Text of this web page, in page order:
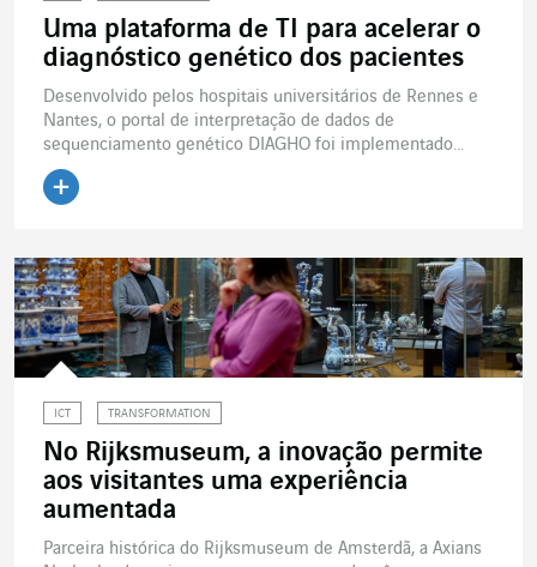
Uma plataforma de TI para acelerar o
diagnóstico genético dos pacientes
Desenvolvido pelos hospitais universitários de Rennes e
Nantes, o portal de interpretação de dados de
sequenciamento genético DIAGHO foi implementado...
ICT TRANSFORMATION
No Rijksmuseum, a inovação permite
aos visitantes uma experiência
aumentada
Parceira histórica do Rijksmuseum de Amsterdã, a Axians